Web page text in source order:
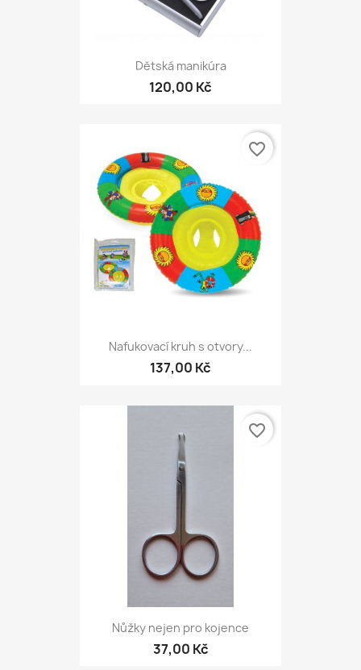
Dětská manikúra
120,00 Kč
Nafukovací kruh s otvory...
137,00 Kč
favorite_border
Nůžky nejen pro kojence
37,00 Kč
favorite_border